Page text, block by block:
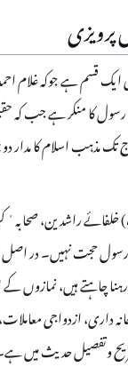
پرویزی
ایک قسم ہے جوکہ غلام
رسول کا منکر ہے جب کہ
مذہب اسلام کا مدار
راشدین، صحابہٴ
رسول حجت نہیں۔ در
چاہتے ہیں،
داری، ازدواجی
وتفصیل حدیث میں